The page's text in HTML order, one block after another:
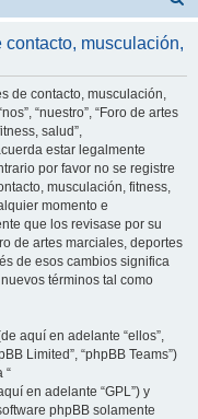
c
contacto, musculación,
de contacto, musculación,
“nuestro”, “Foro de artes
salud”,
estar legalmente
por favor no se registre
musculación, fitness,
momento e
que los revisase por su
de artes marciales, deportes
de esos cambios significa
términos tal como
aquí en adelante “ellos”,
Limited”, “phpBB Teams”)
“
en adelante “GPL”) y
phpBB solamente